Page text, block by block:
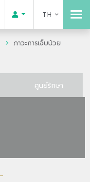
TH
ภาวะการเจ็บป่วย
ศูนย์รักษา